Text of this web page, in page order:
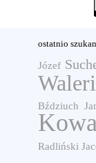
ostatnio
Józef
Bździuch
Radliński